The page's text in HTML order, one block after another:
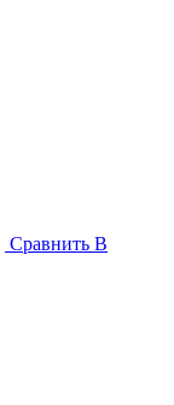
Сравнить В